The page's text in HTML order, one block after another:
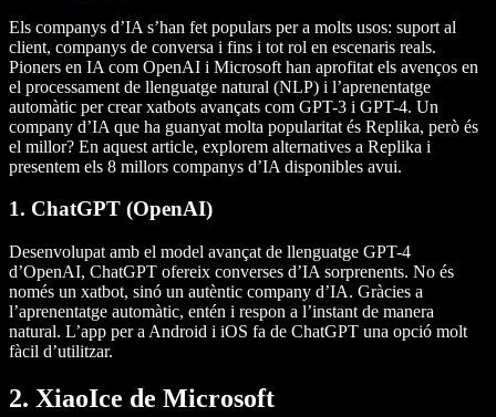
Els companys d’IA s’han fet populars per a molts usos: suport al
client, companys de conversa i fins i tot rol en escenaris reals.
Pioners en IA com OpenAI i Microsoft han aprofitat els avenços en
el processament de llenguatge natural (NLP) i l’aprenentatge
automàtic per crear xatbots avançats com GPT-3 i GPT-4. Un
company d’IA que ha guanyat molta popularitat és Replika, però és
el millor? En aquest article, explorem alternatives a Replika i
presentem els 8 millors companys d’IA disponibles avui.
1. ChatGPT (OpenAI)
Desenvolupat amb el model avançat de llenguatge GPT-4
d’OpenAI, ChatGPT ofereix converses d’IA sorprenents. No és
només un xatbot, sinó un autèntic company d’IA. Gràcies a
l’aprenentatge automàtic, entén i respon a l’instant de manera
natural. L’app per a Android i iOS fa de ChatGPT una opció molt
fàcil d’utilitzar.
2. XiaoIce de Microsoft